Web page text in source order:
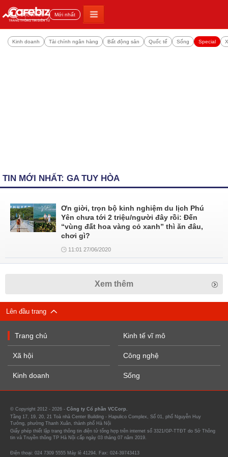
Đọc nhiều Mới nhất
Kinh doanh Tài chính ngân hàng Bất động sản Quốc tế Sống Special
TIN MỚI NHẤT: GA TUY HÒA
Ơn giời, trọn bộ kinh nghiệm du lịch Phú
Yên chưa tới 2 triệu/người đây rồi: Đến
“vùng đất hoa vàng cỏ xanh” thì ăn đâu,
chơi gì?
11:01 27/06/2020
Xem thêm
Lên đầu trang
Trang chủ
Xã hội
Kinh doanh
Kinh tế vĩ mô
Công nghệ
Sống
© Copyright 2012 - 2026 - Công ty Cổ phần VCCorp.
Tầng 17, 19, 20, 21 Toà nhà Center Building - Hapulico Complex, Số 01, phố Nguyễn Huy
Tưởng, phường Thanh Xuân, thành phố Hà Nội
Giấy phép thiết lập trang thông tin điện tử tổng hợp trên internet số 3321/GP-TTĐT do Sở Thông
tin và Truyền thông TP Hà Nội cấp ngày 03 tháng 07 năm 2019.
Điện thoại: 024 7309 5555 Máy lẻ 41294. Fax: 024-39743413